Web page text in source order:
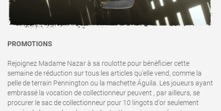
PROMOTIONS
Rejoignez Madame Nazar à sa roulotte pour bénéficier cette
semaine de réduction sur tous les articles qu'elle vend, comme la
pelle de terrain Pennington ou la machette Águila. Les joueurs ayant
embrassé la vocation de collectionneur peuvent , par ailleurs, se
procurer le sac de collectionneur pour 10 lingots d'or seulement